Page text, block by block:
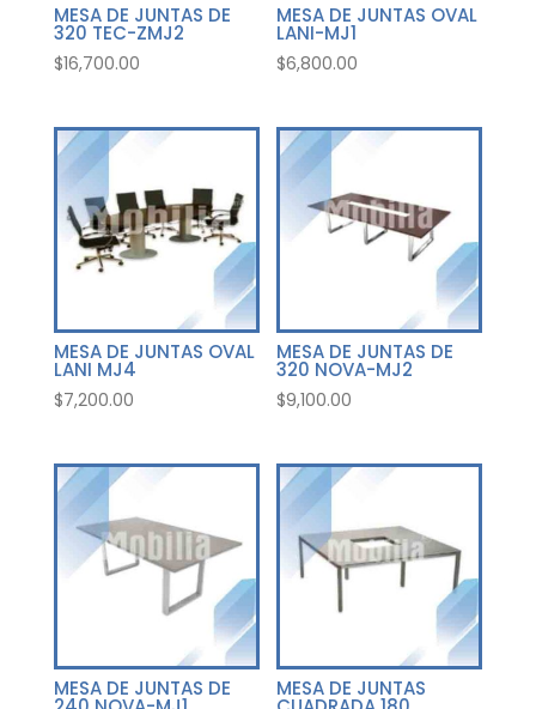
MESA DE JUNTAS DE
320 TEC-ZMJ2
$16,700.00
MESA DE JUNTAS OVAL
LANI-MJ1
$6,800.00
MESA DE JUNTAS OVAL
LANI MJ4
$7,200.00
MESA DE JUNTAS DE
320 NOVA-MJ2
$9,100.00
MESA DE JUNTAS DE MESA DE JUNTAS